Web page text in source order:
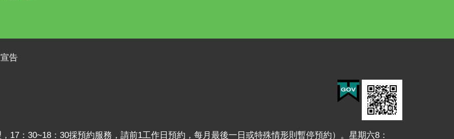
告
17：30~18：30採預約服務，請前1工作日預約，每月最後一日或特殊情形則暫停預約）。星期六8：